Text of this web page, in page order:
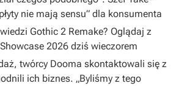
nie mają sensu” dla konsumenta
Gothic 2 Remake? Oglądaj z
2026 dziś wieczorem
twórcy Dooma skontaktowali się z
ich biznes. „Byliśmy z tego